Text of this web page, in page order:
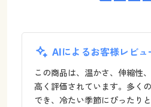
AIによるお客様レビュ
この商品は、温かさ、伸縮性
高く評価されています。多く
でき、冷たい季節にぴったり